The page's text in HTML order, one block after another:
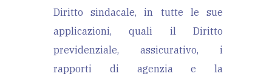
Diritto sindacale, in tutte le sue
applicazioni, quali il Diritto
previdenziale, assicurativo, i
rapporti di agenzia e la